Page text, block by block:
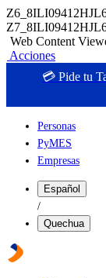
Web Content
Acciones
💳 Pide tu
Personas
PyMES
Empresas
Español
/
Quechua